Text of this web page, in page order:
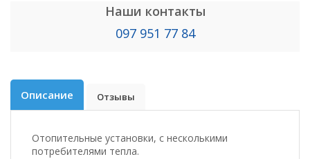
Наши контакты
097 951 77 84
Описание Отзывы
Отопительные установки, с несколькими
потребителями тепла.